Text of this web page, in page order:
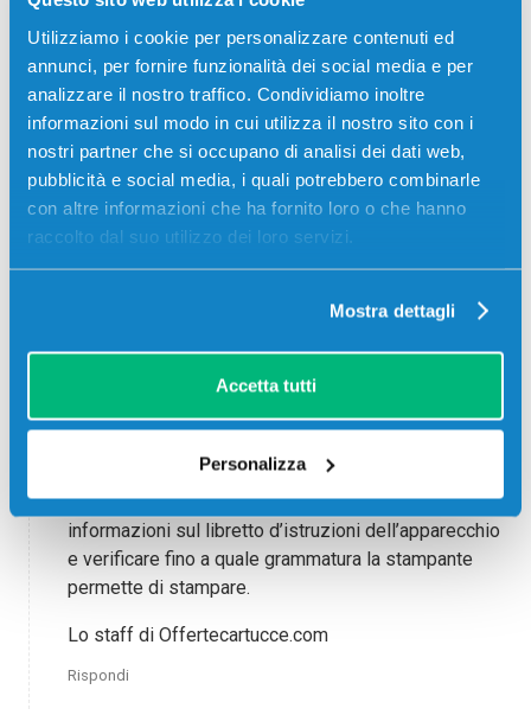
Utilizziamo i cookie per personalizzare contenuti ed
annunci, per fornire funzionalità dei social media e per
analizzare il nostro traffico. Condividiamo inoltre
informazioni sul modo in cui utilizza il nostro sito con i
nostri partner che si occupano di analisi dei dati web,
pubblicità e social media, i quali potrebbero combinarle
con altre informazioni che ha fornito loro o che hanno
raccolto dal suo utilizzo dei loro servizi.
Mostra dettagli
Accetta tutti
Personalizza
2Commenti. Nuovo commento
Laura carmina
19 Maggio 2023 18:16
Ho un problema con la carta trasfer ,quando la metto nella
stampante la carta esce distaccata dalla pellicola e molte
volte anche sgualcita quindi non la posso pressare con il
22 Maggio 2023 9:03
Ciao Laura, forse il tipo di carta scelto non
supportato dalla tua stampante. Puoi trovare queste
informazioni sul libretto d’istruzioni dell’apparecchio
e verificare fino a quale grammatura la stampante
permette di stampare.
Lo staff di Offertecartucce.com
Rispondi